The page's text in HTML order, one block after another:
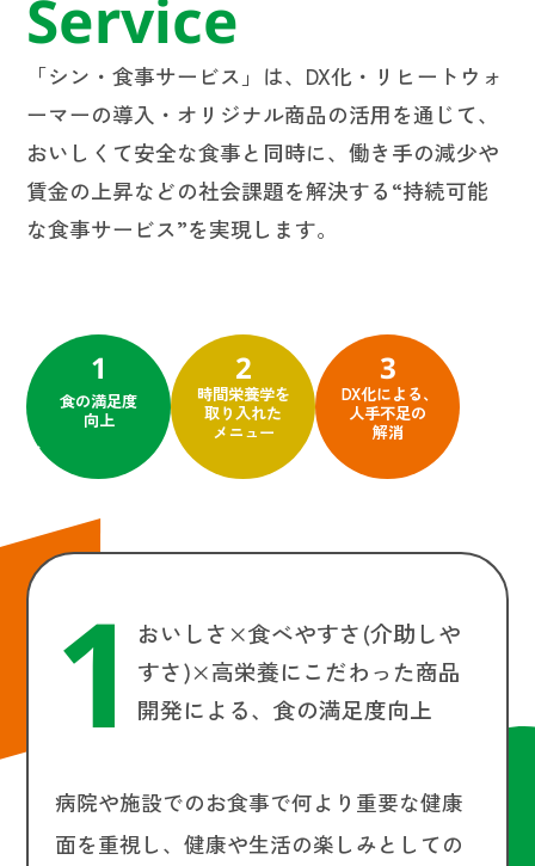
Service
「シン・食事サービス」は、DX化・リヒートウォ
ーマーの導入・オリジナル商品の活用を通じて、
おいしくて安全な食事と同時に、働き手の減少や
賃金の上昇などの社会課題を解決する“持続可能
な食事サービス”を実現します。
1
食の満足度
向上
2
時間栄養学を
取り入れた
メニュー
3
DX化による、
人手不足の
解消
1
おいしさ×食べやすさ(介助しや
すさ)×高栄養にこだわった商品
開発による、食の満足度向上
病院や施設でのお食事で何より重要な健康
面を重視し、健康や生活の楽しみとしての